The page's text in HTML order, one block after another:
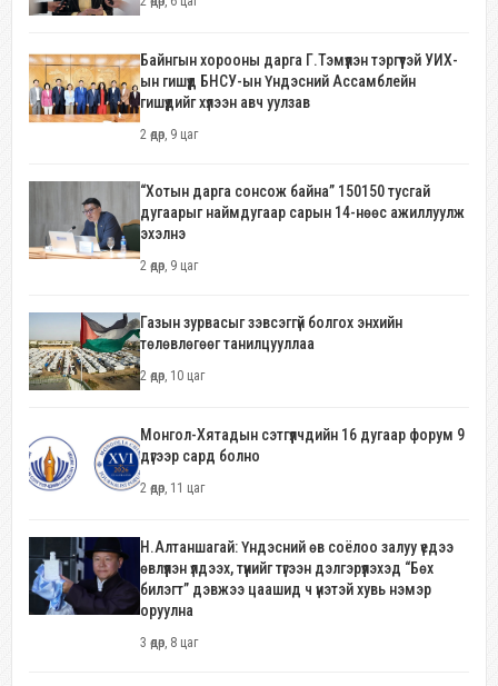
Байнгын хорооны дарга Г.Тэмүүлэн тэргүүтэй УИХ-
ын гишүүд БНСУ-ын Үндэсний Ассамблейн
гишүүдийг хүлээн авч уулзав
2 өдөр, 9 цаг
“Хотын дарга сонсож байна” 150150 тусгай
дугаарыг наймдугаар сарын 14-нөөс ажиллуулж
эхэлнэ
2 өдөр, 9 цаг
Газын зурвасыг зэвсэггүй болгох энхийн
төлөвлөгөөг танилцууллаа
2 өдөр, 10 цаг
Монгол-Хятадын сэтгүүлчдийн 16 дугаар форум 9
дүгээр сард болно
2 өдөр, 11 цаг
Н.Алтаншагай: Үндэсний өв соёлоо залуу үедээ
өвлүүлэн үлдээх, түүнийг түгээн дэлгэрүүлэхэд “Бөх
билэгт” дэвжээ цаашид ч үнэтэй хувь нэмэр
оруулна
3 өдөр, 8 цаг